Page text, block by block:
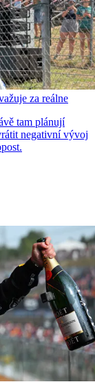
za reálne
tam plánují
negativní vývoj